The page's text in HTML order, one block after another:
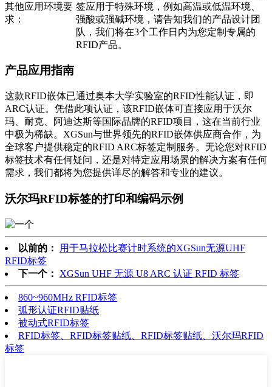
其他应用环境要
求：
签应用于特殊环境，例如高温或低温环境、
强酸或强碱环境，请告知我们的产品设计团
队，我们将在3个工作日内为您定制专属的
RFID产品。
产品应用指南
这款RFID嵌体已通过奥本大学实验室的RFID性能认证，即
ARC认证。凭借此项认证，该RFID嵌体可直接应用于沃尔
玛、耐克、阿迪达斯等国际品牌的RFID项目，这在当前行业
中极为稀缺。XGSun与世界领先的RFID嵌体供应商合作，为
全球客户提供稳定的RFID ARC标签定制服务。无论您对RFID
标签技术有任何疑问，还是对特定应用场景的解决方案有任何
需求，我们都将为您提供详尽的解答和专业的建议。
沃尔玛RFID标签的打印和编码示例
以前的：
用于马拉松比赛计时系统的XGSun无源UHF
RFID标签
下一个：
XGSun UHF 无源 U8 ARC 认证 RFID 标签
860~960MHz RFID标签
弧形认证RFID贴纸
被动式RFID标签
RFID标签、RFID标签贴纸、RFID标签贴纸、沃尔玛RFID
标签